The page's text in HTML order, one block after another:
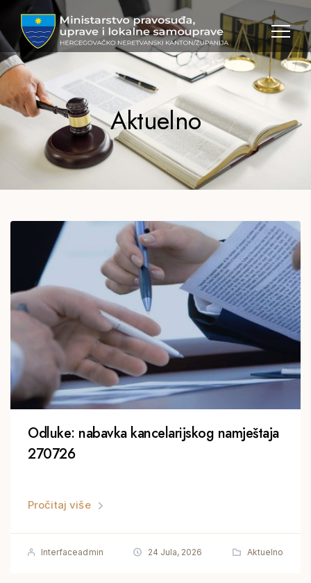
MPULS
HNK
Aktuelno
Odluke: nabavka kancelarijskog namještaja
270726
Pročitaj više
Interfaceadmin 24 Jula, 2026 Aktuelno